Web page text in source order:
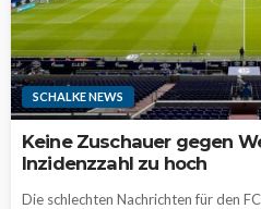
SCHALKE NEWS
Keine Zuschauer gegen
Inzidenzzahl zu hoch
Die schlechten Nachrichten für den